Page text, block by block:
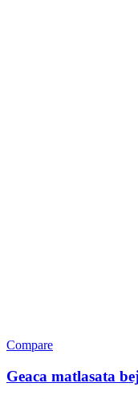
Compare
Geaca matlasata